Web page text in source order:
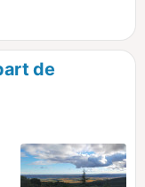
de